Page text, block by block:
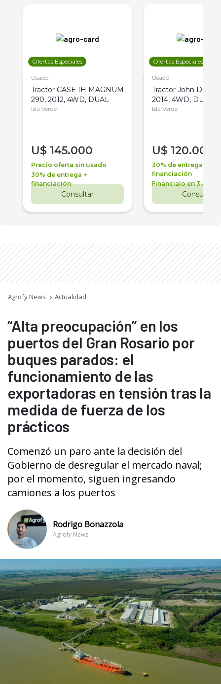
Ofertas Especiales
Usado
Tractor CASE IH MAGNUM
290, 2012, 4WD, DUAL
Isla Verde
U$ 145.000
Precio oferta sin usado
30% de entrega +
financiación
Consultar
Ofertas Especiales
Usado
Tractor John Deere
2014, 4WD, DUAL
Isla Verde
U$ 120.000
30% de entrega +
financiación
Financialo en 3 años
Consultar
Agrofy News Actualidad
“Alta preocupación” en los
puertos del Gran Rosario por
buques parados: el
funcionamiento de las
exportadoras en tensión tras la
medida de fuerza de los
prácticos
Comenzó un paro ante la decisión del
Gobierno de desregular el mercado naval;
por el momento, siguen ingresando
camiones a los puertos
Rodrigo Bonazzola
Agrofy News